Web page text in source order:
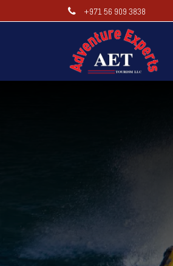
+971 56 909 3838